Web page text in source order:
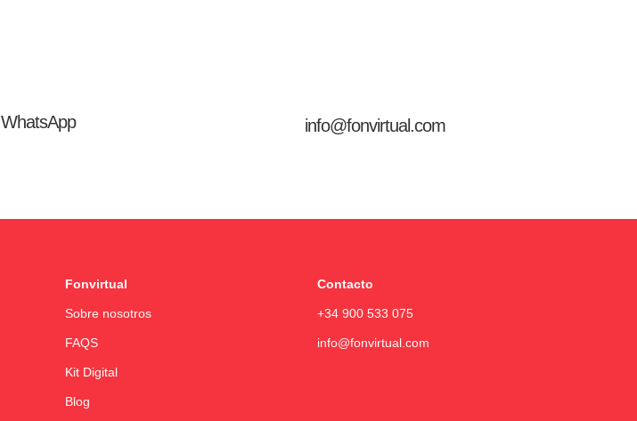
WhatsApp info@fonvirtual.com
Fonvirtual
Sobre nosotros
FAQS
Kit Digital
Blog
Contacto
+34 900 533 075
info@fonvirtual.com